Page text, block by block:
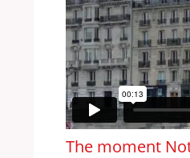
The moment